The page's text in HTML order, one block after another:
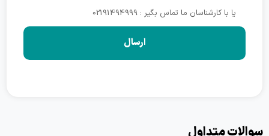
یا با کارشناسان ما تماس بگیر : 02191494999